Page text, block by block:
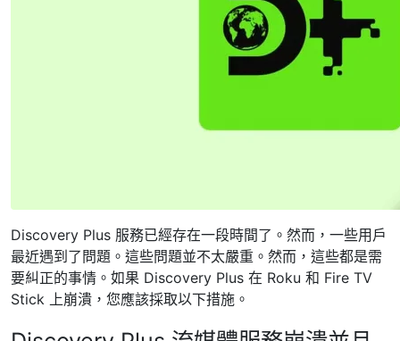
Discovery Plus 服務已經存在一段時間了。然而，一些用戶
最近遇到了問題。這些問題並不太嚴重。然而，這些都是需
要糾正的事情。如果 Discovery Plus 在 Roku 和 Fire TV
Stick 上崩潰，您應該採取以下措施。